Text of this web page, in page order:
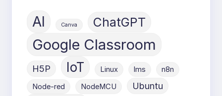
AI Canva ChatGPT
Google Classroom
H5P IoT Linux lms
n8n
Node-red
NodeMCU Ubuntu